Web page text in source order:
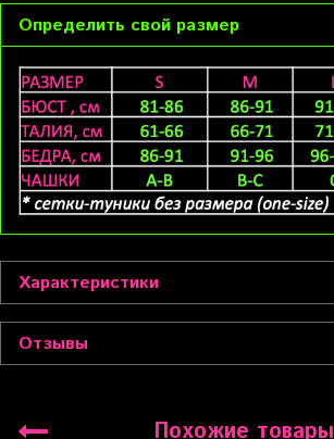
Определить свой размер
Характеристики
Отзывы
Похожие товары